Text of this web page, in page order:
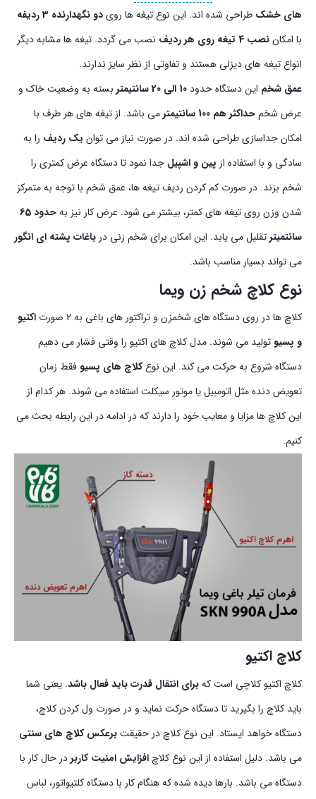
های خشک طراحی شده اند. این نوع تیغه ها رویدو نگهدارنده 3 ردیفه
با امکاننصب 4 تیغه روی هر ردیف
نصب می گردد. تیغه ها مشابه دیگر
انواع تیغه های دیزلی هستند و تفاوتی از نظر سایز ندارند.
عمق شخم این دستگاه حدود
بسته به وضعیت خاک و
عرض شخمحداکثر هم 100 سانتیمتر
می باشد. از تیغه های هر طرف با
امکان جداسازی طراحی شده اند. در صورت نیاز می توان یک ردیف را به
سادگی و با استفاده از پین و اشپیل جدا نمود تا دستگاه عرض کمتری را
شخم بزند. در صورت کم کردن ردیف تیغه ها، عمق شخم با توجه به متمرکز
شدن وزن روی تیغه های کمتر، بیشتر می شود. عرض کار نیز به
حدود 65
سانتمیترتقلیل می یابد. این امکان برای شخم زنی در باغات پشته ای انگور
می تواند بسیار مناسب باشد.
نوع کلاچ شخم زن ویما
کلاچ ها در روی دستگاه های شخمزن و تراکتور های باغی به 2 صورت
اکتیو
و پسیو تولید می شوند. مدل کلاچ های اکتیو را وقتی فشار می دهیم
دستگاه شروع به حرکت می کند. این نوعکلاچ های پسیو فقط زمان
تعویض دنده مثل اتومبیل یا موتور سیکلت استفاده می شوند. هر کدام از
این کلاچ ها مزایا و معایب خود را دارند که در ادامه در این رابطه بحث می
کنیم.
کلاچ اکتیو
کلاچ اکتیو کلاچی است کهبرای انتقال قدرت باید فعال باشد. یعنی شما
باید کلاچ را بگیرید تا دستگاه حرکت نماید و در صورت ول کردن کلاچ،
دستگاه خواهد ایستاد. این نوع کلاچ در حقیقتبرعکس کلاچ های سنتی
می باشد. دلیل استفاده از این نوع کلاچافزایش امنیت کاربردر حال کار با
دستگاه می باشد. بارها دیده شده که هنگام کار با دستگاه کلتیواتور، لباس